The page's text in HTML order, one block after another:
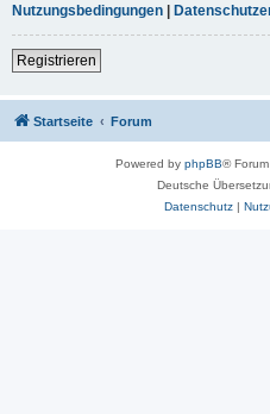
Nutzungsbedingungen |
Registrieren
Startseite Forum
Powered by phpBB®
Deutsche
Datenschutz|